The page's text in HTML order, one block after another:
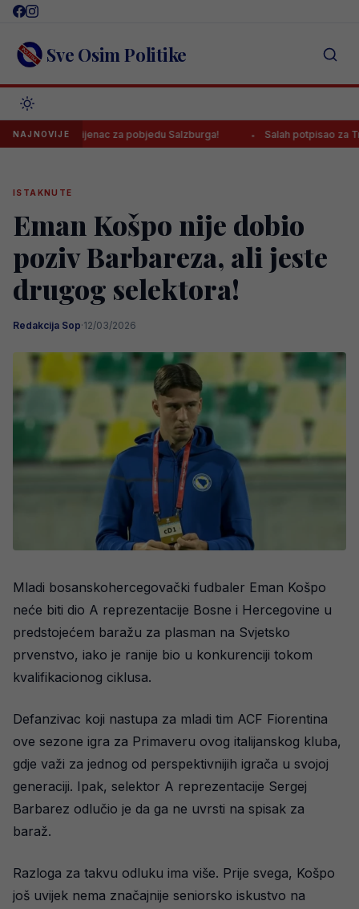
Skip
content Sve Osim Politike
NAJNOVIJE
prvijenac za pobjedu Salzburga! Salah potpisao za
ISTAKNUTE
Eman Košpo nije dobio
poziv Barbareza, ali jeste
drugog selektora!
Redakcija Sop·12/03/2026
Mladi bosanskohercegovački fudbaler Eman Košpo
neće biti dio A reprezentacije Bosne i Hercegovine u
predstojećem baražu za plasman na Svjetsko
prvenstvo, iako je ranije bio u konkurenciji tokom
kvalifikacionog ciklusa.
Defanzivac koji nastupa za mladi tim ACF Fiorentina
ove sezone igra za Primaveru ovog italijanskog kluba,
gdje važi za jednog od perspektivnijih igrača u svojoj
generaciji. Ipak, selektor A reprezentacije Sergej
Barbarez odlučio je da ga ne uvrsti na spisak za
baraž.
Razloga za takvu odluku ima više. Prije svega, Košpo
još uvijek nema značajnije seniorsko iskustvo na